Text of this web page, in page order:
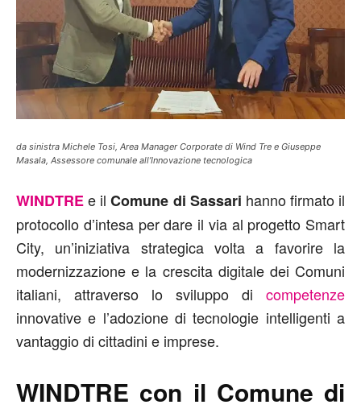
da sinistra Michele Tosi, Area Manager Corporate di Wind Tre e Giuseppe
Masala, Assessore comunale all’Innovazione tecnologica
WINDTREe ilComune di Sassari hanno firmato il
protocollo d’intesa per dare il via al progetto Smart
City, un’iniziativa strategica volta a favorire la
modernizzazione e la crescita digitale dei Comuni
italiani, attraverso lo sviluppo di competenze
innovative e l’adozione di tecnologie intelligenti a
vantaggio di cittadini e imprese.
WINDTRE con il Comune di